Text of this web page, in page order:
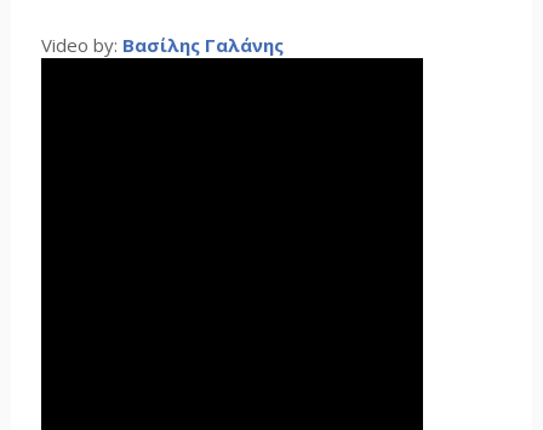
Video by: Βασίλης Γαλάνης